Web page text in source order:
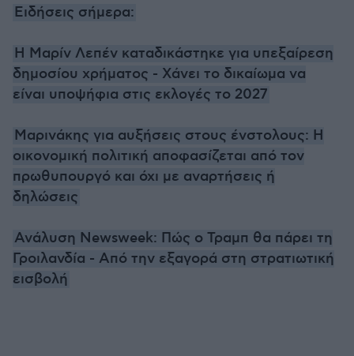
Ειδήσεις σήμερα:
Η Μαρίν Λεπέν καταδικάστηκε για υπεξαίρεση
δημοσίου χρήματος - Χάνει το δικαίωμα να
είναι υποψήφια στις εκλογές το 2027
Μαρινάκης για αυξήσεις στους ένστολους: Η
οικονομική πολιτική αποφασίζεται από τον
πρωθυπουργό και όχι με αναρτήσεις ή
δηλώσεις
Ανάλυση Newsweek: Πώς ο Τραμπ θα πάρει τη
Γροιλανδία - Από την εξαγορά στη στρατιωτική
εισβολή